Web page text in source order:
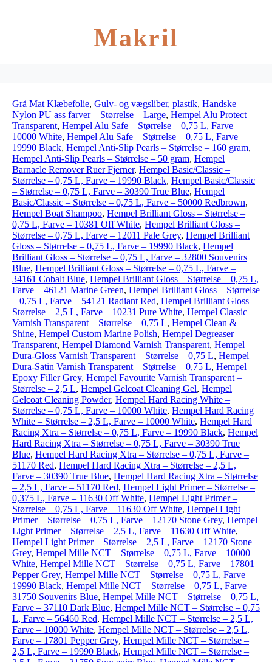
Makril
Grå Mat Klæbefolie, Gulv- og vægsliber, plastik, Handske
Nylon PU ass farver – Størrelse – Large, Hempel Alu Protect
Transparent, Hempel Alu Safe – Størrelse – 0,75 L, Farve –
10000 White, Hempel Alu Safe – Størrelse – 0,75 L, Farve –
19990 Black, Hempel Anti-Slip Pearls – Størrelse – 160 gram,
Hempel Anti-Slip Pearls – Størrelse – 50 gram, Hempel
Barnacle Remover Ruer Fjerner, Hempel Basic/Classic –
Størrelse – 0,75 L, Farve – 19990 Black, Hempel Basic/Classic
– Størrelse – 0,75 L, Farve – 30390 True Blue, Hempel
Basic/Classic – Størrelse – 0,75 L, Farve – 50000 Redbrown,
Hempel Boat Shampoo, Hempel Brilliant Gloss – Størrelse –
0,75 L, Farve – 10381 Off White, Hempel Brilliant Gloss –
Størrelse – 0,75 L, Farve – 12011 Pale Grey, Hempel Brilliant
Gloss – Størrelse – 0,75 L, Farve – 19990 Black, Hempel
Brilliant Gloss – Størrelse – 0,75 L, Farve – 32800 Souvenirs
Blue, Hempel Brilliant Gloss – Størrelse – 0,75 L, Farve –
34161 Cobalt Blue, Hempel Brilliant Gloss – Størrelse – 0,75 L,
Farve – 46121 Marine Green, Hempel Brilliant Gloss – Størrelse
– 0,75 L, Farve – 54121 Radiant Red, Hempel Brilliant Gloss –
Størrelse – 2,5 L, Farve – 10231 Pure White, Hempel Classic
Varnish Transparent – Størrelse – 0,75 L, Hempel Clean &
Shine, Hempel Custom Marine Polish, Hempel Degreaser
Transparent, Hempel Diamond Varnish Transparent, Hempel
Dura-Gloss Varnish Transparent – Størrelse – 0,75 L, Hempel
Dura-Satin Varnish Transparent – Størrelse – 0,75 L, Hempel
Epoxy Filler Grey, Hempel Favourite Varnish Transparent –
Størrelse – 2,5 L, Hempel Gelcoat Cleaning Gel, Hempel
Gelcoat Cleaning Powder, Hempel Hard Racing White –
Størrelse – 0,75 L, Farve – 10000 White, Hempel Hard Racing
White – Størrelse – 2,5 L, Farve – 10000 White, Hempel Hard
Racing Xtra – Størrelse – 0,75 L, Farve – 19990 Black, Hempel
Hard Racing Xtra – Størrelse – 0,75 L, Farve – 30390 True
Blue, Hempel Hard Racing Xtra – Størrelse – 0,75 L, Farve –
51170 Red, Hempel Hard Racing Xtra – Størrelse – 2,5 L,
Farve – 30390 True Blue, Hempel Hard Racing Xtra – Størrelse
– 2,5 L, Farve – 51170 Red, Hempel Light Primer – Størrelse –
0,375 L, Farve – 11630 Off White, Hempel Light Primer –
Størrelse – 0,75 L, Farve – 11630 Off White, Hempel Light
Primer – Størrelse – 0,75 L, Farve – 12170 Stone Grey, Hempel
Light Primer – Størrelse – 2,5 L, Farve – 11630 Off White,
Hempel Light Primer – Størrelse – 2,5 L, Farve – 12170 Stone
Grey, Hempel Mille NCT – Størrelse – 0,75 L, Farve – 10000
White, Hempel Mille NCT – Størrelse – 0,75 L, Farve – 17801
Pepper Grey, Hempel Mille NCT – Størrelse – 0,75 L, Farve –
19990 Black, Hempel Mille NCT – Størrelse – 0,75 L, Farve –
31750 Souvenirs Blue, Hempel Mille NCT – Størrelse – 0,75 L,
Farve – 37110 Dark Blue, Hempel Mille NCT – Størrelse – 0,75
L, Farve – 56460 Red, Hempel Mille NCT – Størrelse – 2,5 L,
Farve – 10000 White, Hempel Mille NCT – Størrelse – 2,5 L,
Farve – 17801 Pepper Grey, Hempel Mille NCT – Størrelse –
2,5 L, Farve – 19990 Black, Hempel Mille NCT – Størrelse –